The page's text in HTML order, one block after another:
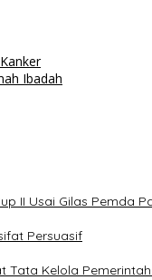
Ibadah
II Usai Gilas Pemda
Persuasif
Tata Kelola